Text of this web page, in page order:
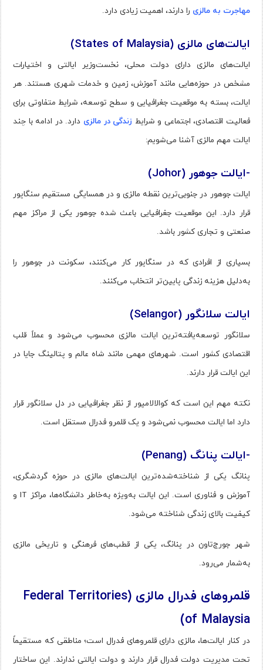
مهاجرت به مالزی را دارند، اهمیت زیادی دارد.
ایالت‌های مالزی (States of Malaysia)
ایالت‌های مالزی دارای دولت محلی، نخست‌وزیر ایالتی و اختیارات
مشخص در حوزه‌هایی مانند آموزش، زمین و خدمات شهری هستند. هر
ایالت، بسته به موقعیت جغرافیایی و سطح توسعه، شرایط متفاوتی برای
فعالیت اقتصادی، اجتماعی و شرایط زندگی در مالزی دارد. در ادامه با چند
ایالت مهم مالزی آشنا می‌شویم:
-ایالت جوهور (Johor)
ایالت جوهور در جنوبی‌ترین نقطه مالزی و در همسایگی مستقیم سنگاپور
قرار دارد. این موقعیت جغرافیایی باعث شده جوهور یکی از مراکز مهم
صنعتی و تجاری کشور باشد.
بسیاری از افرادی که در سنگاپور کار می‌کنند، سکونت در جوهور را
به‌دلیل هزینه زندگی پایین‌تر انتخاب می‌کنند.
ایالت سلانگور (Selangor)
سلانگور توسعه‌یافته‌ترین ایالت مالزی محسوب می‌شود و عملاً قلب
اقتصادی کشور است. شهرهای مهمی مانند شاه عالم و پتالینگ جایا در
این ایالت قرار دارند.
نکته مهم این است که کوالالامپور از نظر جغرافیایی در دل سلانگور قرار
دارد اما ایالت محسوب نمی‌شود و یک قلمرو فدرال مستقل است.
-ایالت پنانگ (Penang)
پنانگ یکی از شناخته‌شده‌ترین ایالت‌های مالزی در حوزه گردشگری،
آموزش و فناوری است. این ایالت به‌ویژه به‌خاطر دانشگاه‌ها، مراکز IT و
کیفیت بالای زندگی شناخته می‌شود.
شهر جورج‌تاون در پنانگ، یکی از قطب‌های فرهنگی و تاریخی مالزی
به‌شمار می‌رود.
قلمروهای فدرال مالزی (Federal Territories
of Malaysia)
در کنار ایالت‌ها، مالزی دارای قلمروهای فدرال است؛ مناطقی که مستقیماً
تحت مدیریت دولت فدرال قرار دارند و دولت ایالتی ندارند. این ساختار